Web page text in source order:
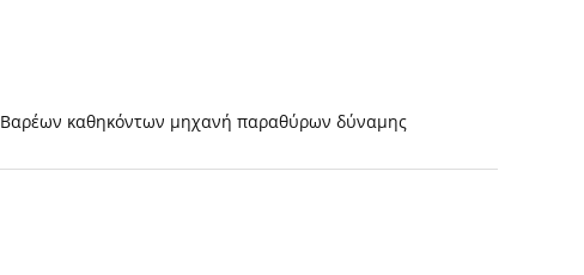
Βαρέων καθηκόντων μηχανή παραθύρων δύναμης